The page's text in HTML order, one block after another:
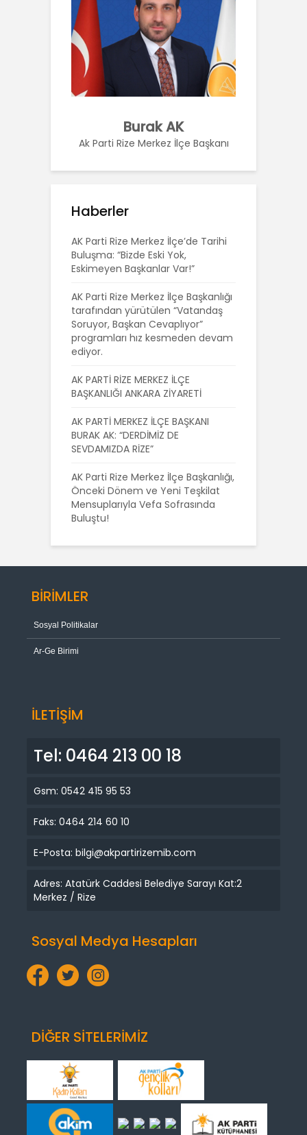
Burak AK
Ak Parti Rize Merkez İlçe Başkanı
Haberler
AK Parti Rize Merkez İlçe’de Tarihi
Buluşma: “Bizde Eski Yok,
Eskimeyen Başkanlar Var!”
AK Parti Rize Merkez İlçe Başkanlığı
tarafından yürütülen “Vatandaş
Soruyor, Başkan Cevaplıyor”
programları hız kesmeden devam
ediyor.
AK PARTİ RİZE MERKEZ İLÇE
BAŞKANLIĞI ANKARA ZİYARETİ
AK PARTİ MERKEZ İLÇE BAŞKANI
BURAK AK: “DERDİMİZ DE
SEVDAMIZDA RİZE”
AK Parti Rize Merkez İlçe Başkanlığı,
Önceki Dönem ve Yeni Teşkilat
Mensuplarıyla Vefa Sofrasında
Buluştu!
BİRİMLER
Sosyal Politikalar
Ar-Ge Birimi
İLETİŞİM
Tel: 0464 213 00 18
Gsm: 0542 415 95 53
Faks: 0464 214 60 10
E-Posta: bilgi@akpartirizemib.com
Adres: Atatürk Caddesi Belediye Sarayı Kat:2
Merkez / Rize
Sosyal Medya Hesapları
DİĞER SİTELERİMİZ